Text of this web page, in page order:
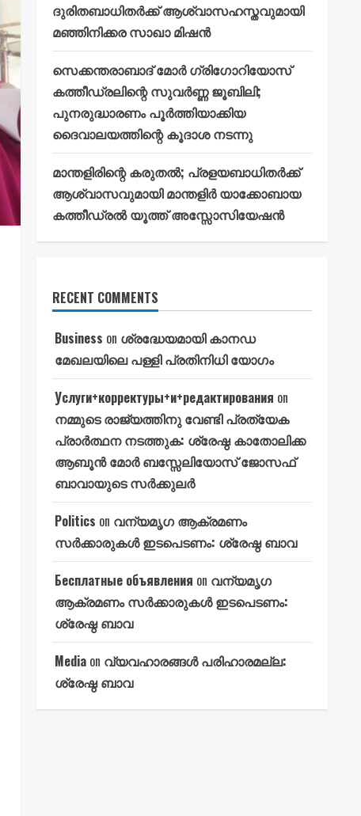
ദുരിതബാധിതർക്ക് ആശ്വാസഹസ്തവുമായി
മഞ്ഞിനിക്കര സാഖാ മിഷൻ
സെക്കന്തരാബാദ് മോർ ഗ്രിഗോറിയോസ്
കത്തീഡ്രലിന്റെ സുവർണ്ണ ജൂബിലി;
പുനരുദ്ധാരണം പൂർത്തിയാക്കിയ
ദൈവാലയത്തിന്റെ കൂദാശ നടന്നു
മാന്തളിരിന്റെ കരുതൽ; പ്രളയബാധിതർക്ക്
ആശ്വാസവുമായി മാന്തളിർ യാക്കോബായ
കത്തീഡ്രൽ യൂത്ത് അസ്സോസിയേഷൻ
RECENT COMMENTS
Business on ശ്രദ്ധേയമായി കാനഡ
മേഖലയിലെ പള്ളി പ്രതിനിധി യോഗം
Услуги+корректуры+и+редактирования on
നമ്മുടെ രാജ്യത്തിനു വേണ്ടി പ്രത്യേക
പ്രാർത്ഥന നടത്തുക: ശ്രേഷ്ഠ കാതോലിക്ക
ആബൂൻ മോർ ബസ്സേലിയോസ് ജോസഫ്
ബാവായുടെ സർക്കുലർ
Politics on വന്യമൃഗ ആക്രമണം
സർക്കാരുകൾ ഇടപെടണം: ശ്രേഷ്ഠ ബാവ
Бесплатные объявления on വന്യമൃഗ
ആക്രമണം സർക്കാരുകൾ ഇടപെടണം:
ശ്രേഷ്ഠ ബാവ
Media on വ്യവഹാരങ്ങൾ പരിഹാരമല്ല:
ശ്രേഷ്ഠ ബാവ